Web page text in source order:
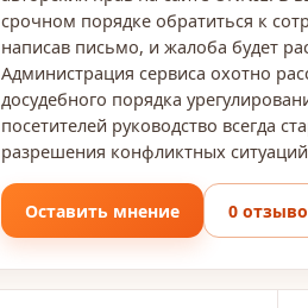
срочном порядке обратиться к
написав письмо, и жалоба будет
Администрация сервиса охотно
досудебного порядка
посетителей руководство всегда
разрешения конфликтных
Оставить мнение 0